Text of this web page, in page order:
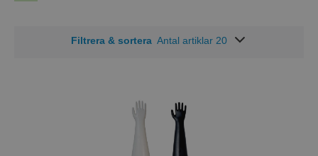
Filtrera & sortera Antal artiklar 20